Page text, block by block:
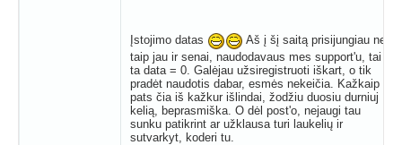
Įstojimo datas
Aš į šį saitą prisijungiau ne
taip jau ir senai, naudodavaus mes support'u, tai
ta data = 0. Galėjau užsiregistruoti iškart, o tik
pradėt naudotis dabar, esmės nekeičia. Kažkaip
pats čia iš kažkur išlindai, žodžiu duosiu durniuj
kelią, beprasmiška. O dėl post'o, nejaugi tau
sunku patikrint ar užklausa turi laukelių ir
sutvarkyt, koderi tu.